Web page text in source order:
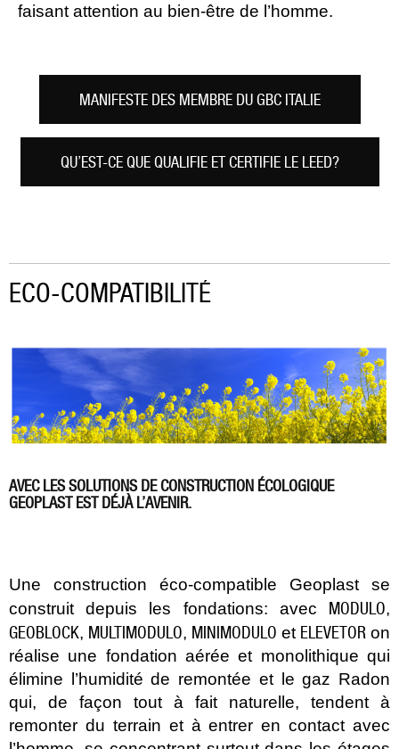
faisant attention au bien-être de l’homme.
MANIFESTE DES MEMBRE DU GBC ITALIE
QU’EST-CE QUE QUALIFIE ET CERTIFIE LE LEED?
ECO-COMPATIBILITÉ
AVEC LES SOLUTIONS DE CONSTRUCTION ÉCOLOGIQUE
GEOPLAST EST DÉJÀ L’AVENIR.
Une construction éco-compatible Geoplast se
construit depuis les fondations: avec MODULO,
GEOBLOCK, MULTIMODULO, MINIMODULO et ELEVETOR on
réalise une fondation aérée et monolithique qui
élimine l’humidité de remontée et le gaz Radon
qui, de façon tout à fait naturelle, tendent à
remonter du terrain et à entrer en contact avec